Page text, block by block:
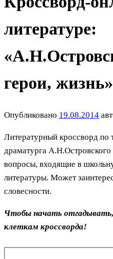
литературе:
герои, жизнь»
Опубликовано 19.08.2014
Литературный кроссворд по
драматурга
вопросы, входящие в
литературы. Может
словесности.
Чтобы начать
клеткам кроссворда!